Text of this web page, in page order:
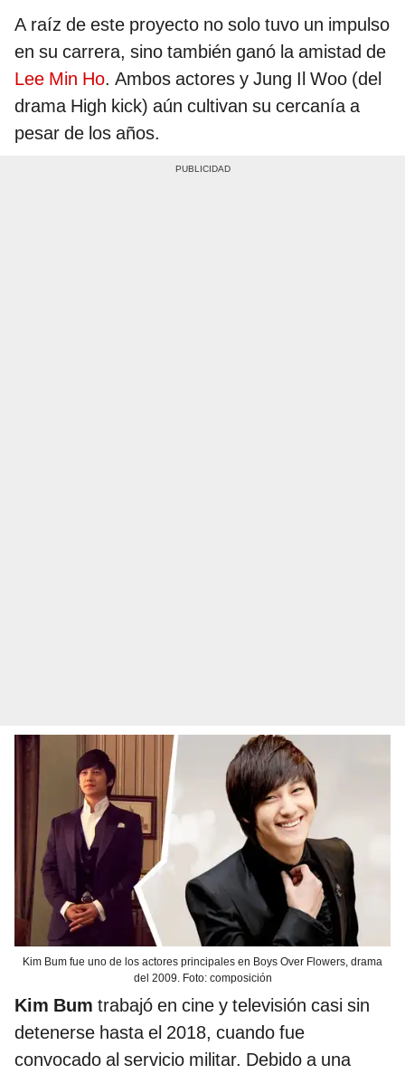
A raíz de este proyecto no solo tuvo un impulso
en su carrera, sino también ganó la amistad de
Lee Min Ho. Ambos actores y Jung Il Woo (del
drama High kick) aún cultivan su cercanía a
pesar de los años.
Kim Bum fue uno de los actores principales en Boys Over Flowers, drama
del 2009. Foto: composición
Kim Bum trabajó en cine y televisión casi sin
detenerse hasta el 2018, cuando fue
convocado al servicio militar. Debido a una